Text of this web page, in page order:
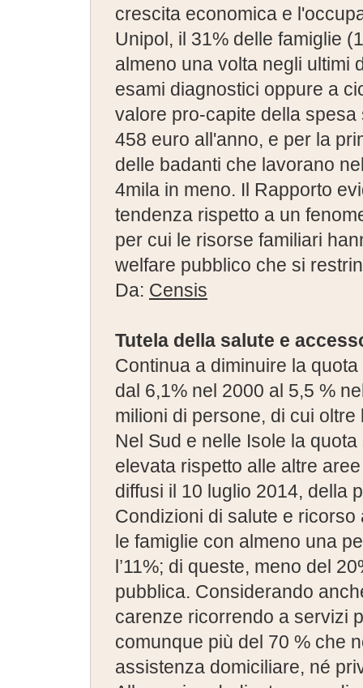
crescita economica e
Unipol, il 31% delle famiglie
almeno una volta negli ultimi
esami diagnostici oppure a
valore pro-capite della
458 euro all'anno, e per la
delle badanti che lavorano
4mila in meno. Il Rapporto
tendenza rispetto a un
per cui le risorse familiari
welfare pubblico che si
Da: Censis
Tutela della salute e
Continua a diminuire la
dal 6,1% nel 2000 al 5,5 %
milioni di persone, di cui
Nel Sud e nelle Isole la
elevata rispetto alle altre
diffusi il 10 luglio 2014, della
Condizioni di salute e
le famiglie con almeno una
l’11%; di queste, meno del
pubblica. Considerando
carenze ricorrendo a servizi
comunque più del 70 % che
assistenza domiciliare, né